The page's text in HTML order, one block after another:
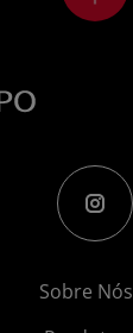
Sobre Nós